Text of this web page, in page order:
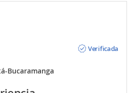
Verificada
Bucaramanga